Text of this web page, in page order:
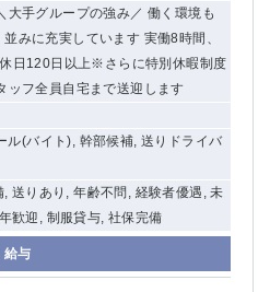
大手グループの強み／ 働く環境も
並みに充実しています 実働8時間、
日120日以上※さらに特別休暇制度
ッフ全員自宅まで送迎します
ル(バイト), 幹部候補, 送りドライバ
, 送りあり, 年齢不問, 経験者優遇, 未
歓迎, 制服貸与, 社保完備
給与